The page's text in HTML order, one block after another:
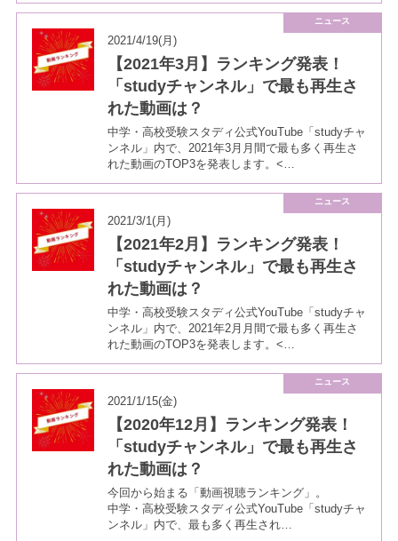
ニュース
2021/4/19(月)
【2021年3月】ランキング発表！
「studyチャンネル」で最も再生さ
れた動画は？
中学・高校受験スタディ公式YouTube「studyチャ
ンネル」内で、2021年3月月間で最も多く再生さ
れた動画のTOP3を発表します。<…
ニュース
2021/3/1(月)
【2021年2月】ランキング発表！
「studyチャンネル」で最も再生さ
れた動画は？
中学・高校受験スタディ公式YouTube「studyチャ
ンネル」内で、2021年2月月間で最も多く再生さ
れた動画のTOP3を発表します。<…
ニュース
2021/1/15(金)
【2020年12月】ランキング発表！
「studyチャンネル」で最も再生さ
れた動画は？
今回から始まる「動画視聴ランキング」。
中学・高校受験スタディ公式YouTube「studyチャ
ンネル」内で、最も多く再生され…